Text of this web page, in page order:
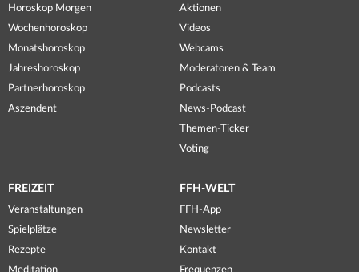
Horoskop Morgen
Wochenhoroskop
Monatshoroskop
Jahreshoroskop
Partnerhoroskop
Aszendent
Aktionen
Videos
Webcams
Moderatoren & Team
Podcasts
News-Podcast
Themen-Ticker
Voting
FREIZEIT
Veranstaltungen
Spielplätze
Rezepte
Meditation
FFH-WELT
FFH-App
Newsletter
Kontakt
Frequenzen